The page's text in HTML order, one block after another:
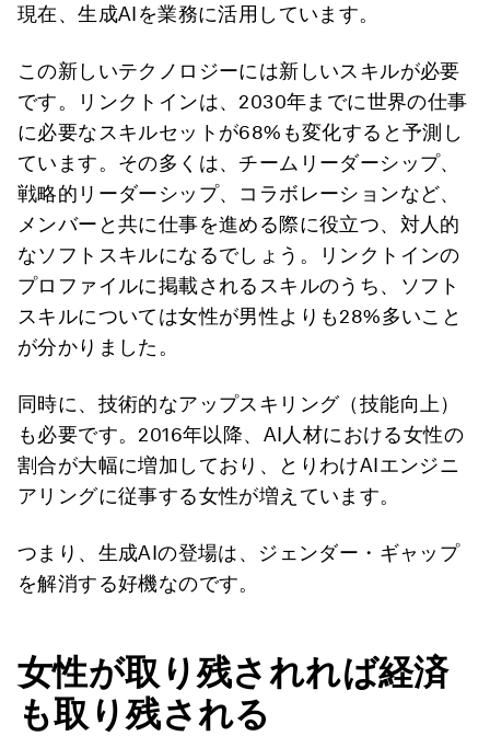
現在、生成AIを業務に活用しています。
この新しいテクノロジーには新しいスキルが必要
です。リンクトインは、2030年までに世界の仕事
に必要なスキルセットが68%も変化すると予測し
ています。その多くは、チームリーダーシップ、
戦略的リーダーシップ、コラボレーションなど、
メンバーと共に仕事を進める際に役立つ、対人的
なソフトスキルになるでしょう。リンクトインの
プロファイルに掲載されるスキルのうち、ソフト
スキルについては女性が男性よりも28%多いこと
が分かりました。
同時に、技術的なアップスキリング（技能向上）
も必要です。2016年以降、AI人材における女性の
割合が大幅に増加しており、とりわけAIエンジニ
アリングに従事する女性が増えています。
つまり、生成AIの登場は、ジェンダー・ギャップ
を解消する好機なのです。
女性が取り残されれば経済
も取り残される